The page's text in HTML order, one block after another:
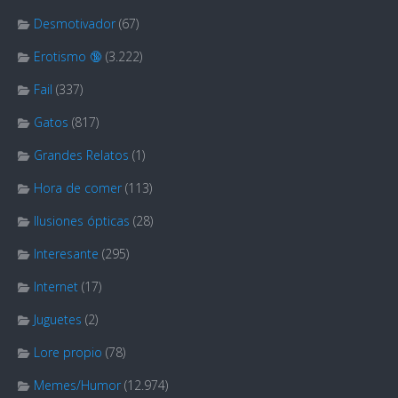
Desmotivador (67)
Erotismo 🔞 (3.222)
Fail (337)
Gatos (817)
Grandes Relatos (1)
Hora de comer (113)
Ilusiones ópticas (28)
Interesante (295)
Internet (17)
Juguetes (2)
Lore propio (78)
Memes/Humor (12.974)